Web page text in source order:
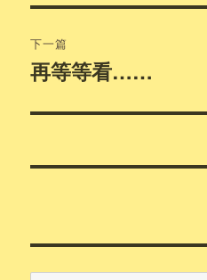
航
文
章：
下一篇
下
文
再等等看……